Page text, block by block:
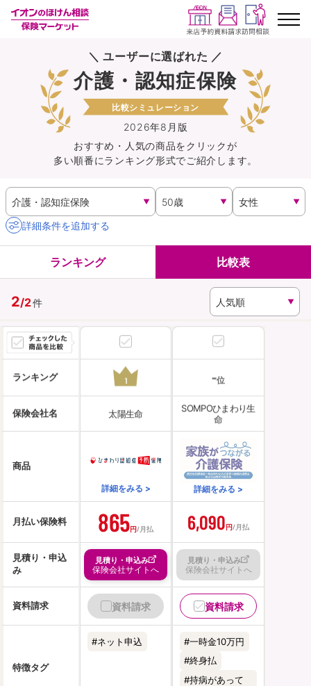
ランキングから探す
保険を比較する
保険会社から探す
キャンペーン一覧
イオングループ従業員さま向け
資料請求
（無料）
訪問相談
イオンカード会員さま専用保険
＼ ユーザーに選ばれた ／
2026年8月版
介護・認知症保険
比較シミュレーション
おすすめ・人気の商品をクリックが
多い順番にランキング形式でご紹介します。
詳細条件を追加する
ランキング 比較表
2/2件
ランキング 1 -位
保険会社名 太陽生命
SOMPOひまわり生
命
商品
詳細をみる > 詳細をみる >
月払い保険料 865円/月払 6,090 円/月払
見積り・申込
み
見積り・申込み
保険会社サイトへ
見積り・申込み
保険会社サイトへ
資料請求 資料請求 資料請求
特徴タグ
#ネット申込 #一時金10万円
#終身払
#持病があって